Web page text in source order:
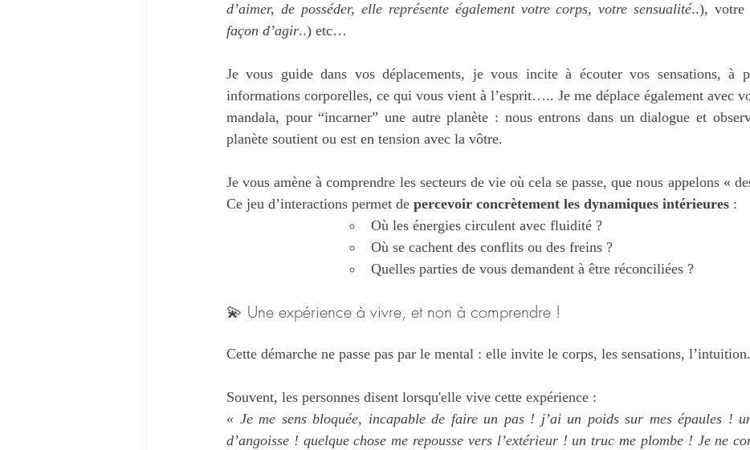
d’aimer, de posséder, elle représente également votre corps, votre sensualité..), votre
façon d’agir..) etc…
Je vous guide dans vos déplacements, je vous incite à écouter vos sensations, à
informations corporelles, ce qui vous vient à l’esprit….. Je me déplace également avec
mandala, pour “incarner” une autre planète : nous entrons dans un dialogue et
planète soutient ou est en tension avec la vôtre.
Je vous amène à comprendre les secteurs de vie où cela se passe, que nous appelons «
Ce jeu d’interactions permet de percevoir concrètement les dynamiques intérieures :
Où les énergies circulent avec fluidité ?
Où se cachent des conflits ou des freins ?
Quelles parties de vous demandent à être réconciliées ?
💫 Une expérience à vivre, et non à comprendre !
Cette démarche ne passe pas par le mental : elle invite le corps, les sensations, l’intuition.
Souvent, les personnes disent lorsqu'elle vive cette expérience :
« Je me sens bloquée, incapable de faire un pas ! j’ai un poids sur mes épaules !
d’angoisse ! quelque chose me repousse vers l’extérieur ! un truc me plombe ! Je ne